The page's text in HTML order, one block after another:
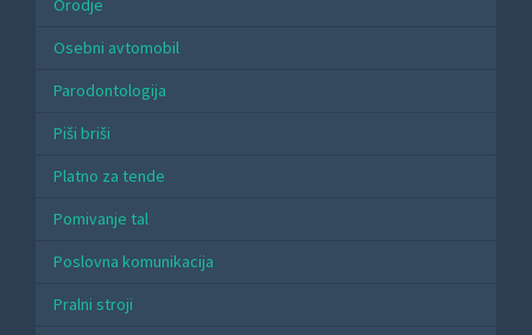
Orodje
Osebni avtomobil
Parodontologija
Piši briši
Platno za tende
Pomivanje tal
Poslovna komunikacija
Pralni stroji